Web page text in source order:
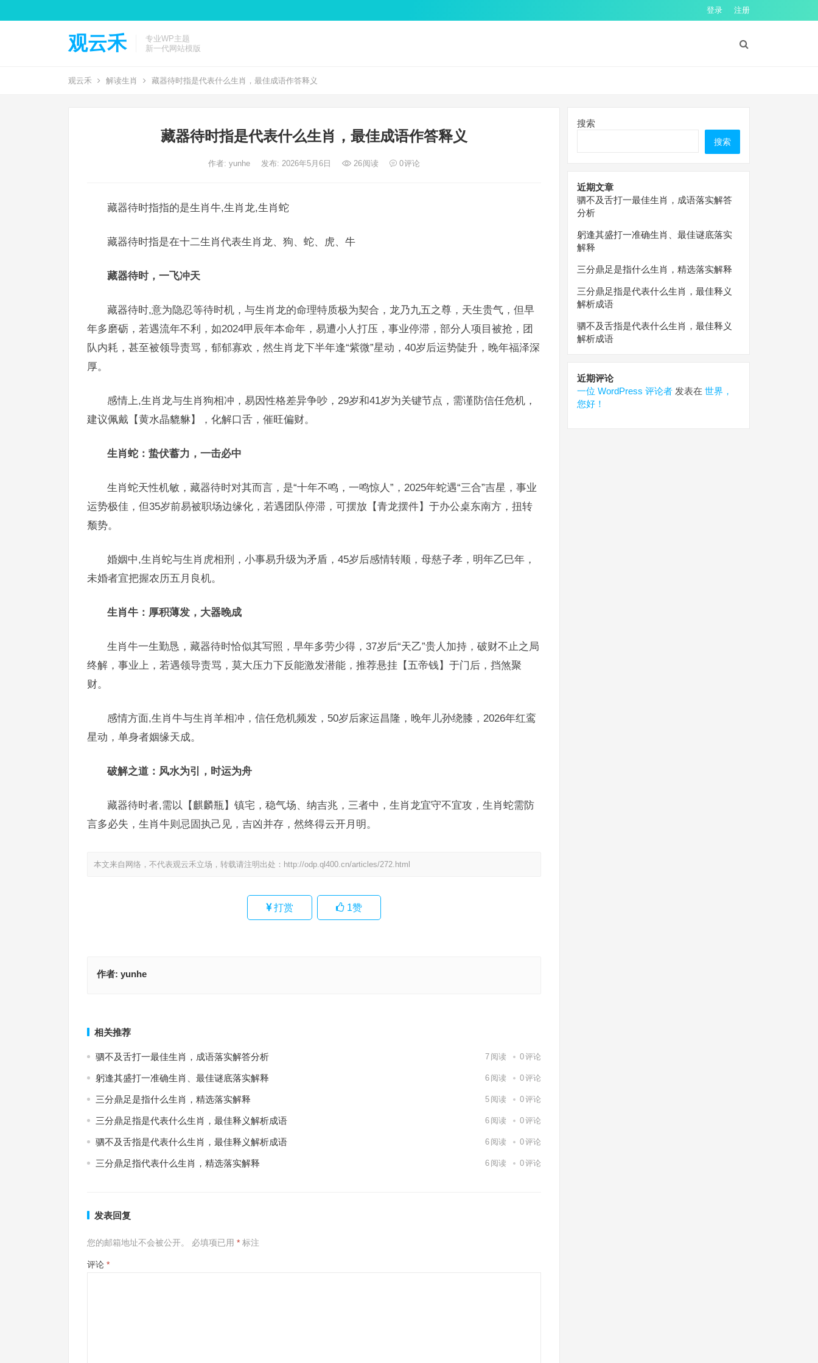
登录 注册
观云禾
专业WP主题
新一代网站模版
观云禾 解读生肖 藏器待时指是代表什么生肖，最佳成语作答释义
藏器待时指是代表什么生肖，最佳成语作答释义
作者: yunhe 发布: 2026年5月6日 26阅读 0评论
藏器待时指指的是生肖牛,生肖龙,生肖蛇
藏器待时指是在十二生肖代表生肖龙、狗、蛇、虎、牛
藏器待时，一飞冲天
藏器待时,意为隐忍等待时机，与生肖龙的命理特质极为契合，龙乃九五之尊，天生贵气，但早
年多磨砺，若遇流年不利，如2024甲辰年本命年，易遭小人打压，事业停滞，部分人项目被抢，团
队内耗，甚至被领导责骂，郁郁寡欢，然生肖龙下半年逢“紫微”星动，40岁后运势陡升，晚年福泽深
厚。
感情上,生肖龙与生肖狗相冲，易因性格差异争吵，29岁和41岁为关键节点，需谨防信任危机，
建议佩戴【黄水晶貔貅】，化解口舌，催旺偏财。
生肖蛇：蛰伏蓄力，一击必中
生肖蛇天性机敏，藏器待时对其而言，是“十年不鸣，一鸣惊人”，2025年蛇遇“三合”吉星，事业
运势极佳，但35岁前易被职场边缘化，若遇团队停滞，可摆放【青龙摆件】于办公桌东南方，扭转
颓势。
婚姻中,生肖蛇与生肖虎相刑，小事易升级为矛盾，45岁后感情转顺，母慈子孝，明年乙巳年，
未婚者宜把握农历五月良机。
生肖牛：厚积薄发，大器晚成
生肖牛一生勤恳，藏器待时恰似其写照，早年多劳少得，37岁后“天乙”贵人加持，破财不止之局
终解，事业上，若遇领导责骂，莫大压力下反能激发潜能，推荐悬挂【五帝钱】于门后，挡煞聚
财。
感情方面,生肖牛与生肖羊相冲，信任危机频发，50岁后家运昌隆，晚年儿孙绕膝，2026年红鸾
星动，单身者姻缘天成。
破解之道：风水为引，时运为舟
藏器待时者,需以【麒麟瓶】镇宅，稳气场、纳吉兆，三者中，生肖龙宜守不宜攻，生肖蛇需防
言多必失，生肖牛则忌固执己见，吉凶并存，然终得云开月明。
本文来自网络，不代表观云禾立场，转载请注明出处： http://odp.ql400.cn/articles/272.html
打赏 1赞
作者: yunhe
相关推荐
驷不及舌打一最佳生肖，成语落实解答分析 7 阅读 0评论
躬逢其盛打一准确生肖、最佳谜底落实解释 6 阅读 0评论
三分鼎足是指什么生肖，精选落实解释 5 阅读 0评论
三分鼎足指是代表什么生肖，最佳释义解析成语 6 阅读 0评论
驷不及舌指是代表什么生肖，最佳释义解析成语 6 阅读 0评论
三分鼎足指代表什么生肖，精选落实解释 6 阅读 0评论
发表回复
您的邮箱地址不会被公开。 必填项已用 * 标注
评论 *
搜索
搜索
近期文章
驷不及舌打一最佳生肖，成语落实解答
分析
躬逢其盛打一准确生肖、最佳谜底落实
解释
三分鼎足是指什么生肖，精选落实解释
三分鼎足指是代表什么生肖，最佳释义
解析成语
驷不及舌指是代表什么生肖，最佳释义
解析成语
近期评论
一位 WordPress 评论者 发表在 世界，
您好！